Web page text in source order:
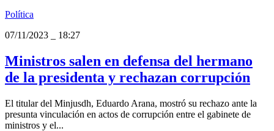
Política
07/11/2023
18:27
Ministros salen en defensa del hermano
de la presidenta y rechazan corrupción
El titular del Minjusdh, Eduardo Arana, mostró su rechazo ante la
presunta vinculación en actos de corrupción entre el gabinete de
ministros y el...